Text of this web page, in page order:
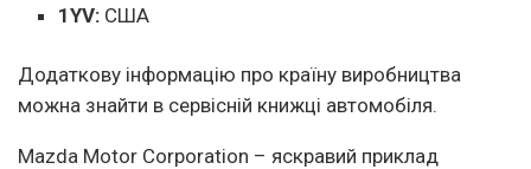
1YV: США
Додаткову інформацію про країну виробництва
можна знайти в сервісній книжці автомобіля.
Mazda Motor Corporation – яскравий приклад